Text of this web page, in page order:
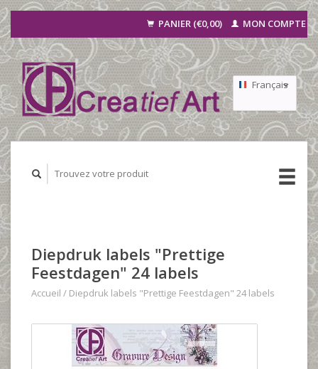
PANIER (€0,00) MON COMPTE
Français
Nederlands
Diepdruk labels "Prettige
Feestdagen" 24 labels
Accueil / Diepdruk labels "Prettige Feestdagen" 24 labels